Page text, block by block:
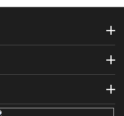
etansarea
Se intaresc in
sunt usor de aplicat.
controlata si o
unde este necesara